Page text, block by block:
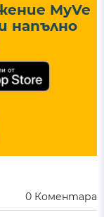
MyVe
напълно
0 Коментара